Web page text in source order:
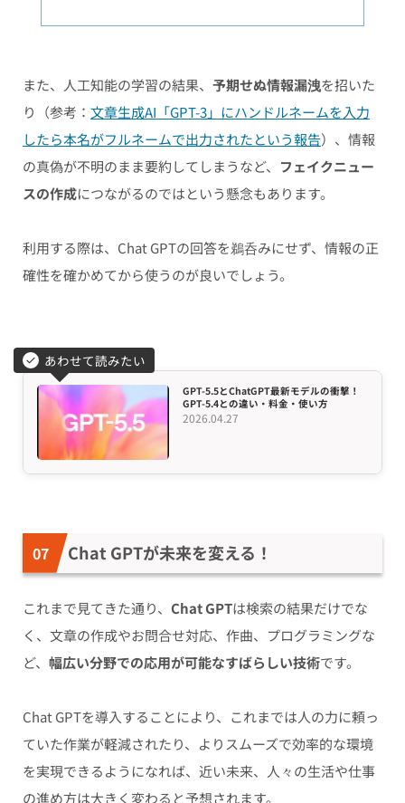
また、人工知能の学習の結果、 予期せぬ情報漏洩を招いた
り（参考： 文章生成AI「GPT-3」にハンドルネームを入力
したら本名がフルネームで出力されたという報告）、情報
の真偽が不明のまま要約してしまうなど、
フェイクニュー
スの作成につながるのではという懸念もあります。
利用する際は、Chat GPTの回答を鵜呑みにせず、情報の正
確性を確かめてから使うのが良いでしょう。
あわせて読みたい
GPT-5.5とChatGPT最新モデルの衝撃！
GPT-5.4との違い・料金・使い方
2026.04.27
Chat GPTが未来を変える！
これまで見てきた通り、 Chat GPTは検索の結果だけでな
く、文章の作成やお問合せ対応、作曲、プログラミングな
ど、 幅広い分野での応用が可能なすばらしい技術です。
Chat GPTを導入することにより、これまでは人の力に頼っ
ていた作業が軽減されたり、よりスムーズで効率的な環境
を実現できるようになれば、近い未来、人々の生活や仕事
の進め方は大きく変わると予想されます。